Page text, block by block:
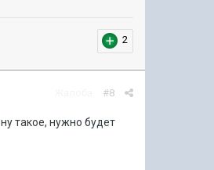
2
#8
такое, нужно будет